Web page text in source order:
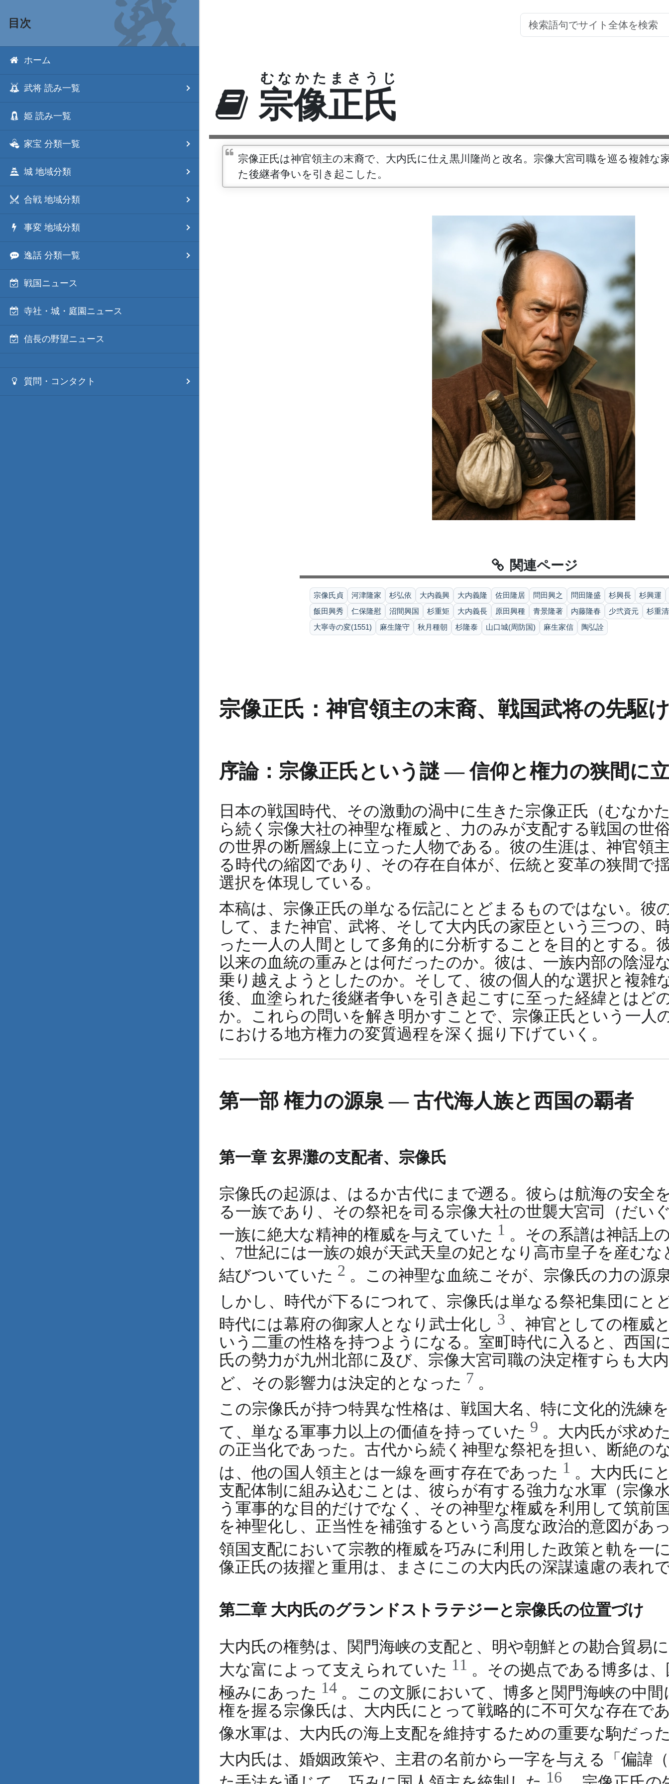
目次
ホーム
武将 読み一覧
姫 読み一覧
家宝 分類一覧
城 地域分類
合戦 地域分類
事変 地域分類
逸話 分類一覧
戦国ニュース
寺社・城・庭園ニュース
信長の野望ニュース
質問・コンタクト
宗像正氏
むなかたまさうじ
宗像正氏は神官領主の末裔で、大内氏に仕え黒川隆尚と改名。宗像大宮司職を巡る複雑な
た後継者争いを引き起こした。
関連ページ
宗像氏貞 河津隆家 杉弘依 大内義興 大内義隆 佐田隆居 問田興之 問田隆盛 杉興長
杉興運
飯田興秀
仁保隆慰 沼間興国 杉重矩 大内義長 原田興種 青景隆著 内藤隆春 少弐資元
杉重清
大寧寺の変(1551)
麻生隆守 秋月種朝 杉隆泰 山口城(周防国) 麻生家信 陶弘詮
宗像正氏：神官領主の末裔、戦国武将の先駆
序論：宗像正氏という謎 ― 信仰と権力の狭間に
日本の戦国時代、その激動の渦中に生きた宗像正氏（むなか
ら続く宗像大社の神聖な権威と、力のみが支配する戦国の世
の世界の断層線上に立った人物である。彼の生涯は、神官領
る時代の縮図であり、その存在自体が、伝統と変革の狭間で
選択を体現している。
本稿は、宗像正氏の単なる伝記にとどまるものではない。彼
して、また神官、武将、そして大内氏の家臣という三つの、
った一人の人間として多角的に分析することを目的とする。
以来の血統の重みとは何だったのか。彼は、一族内部の陰湿
乗り越えようとしたのか。そして、彼の個人的な選択と複雑
後、血塗られた後継者争いを引き起こすに至った経緯とはど
か。これらの問いを解き明かすことで、宗像正氏という一人
における地方権力の変質過程を深く掘り下げていく。
第一部 権力の源泉 ― 古代海人族と西国の覇者
第一章 玄界灘の支配者、宗像氏
宗像氏の起源は、はるか古代にまで遡る。彼らは航海の安全
る一族であり、その祭祀を司る宗像大社の世襲大宮司（だい
一族に絶大な精神的権威を与えていた 1 。その系譜は神話上
、7世紀には一族の娘が天武天皇の妃となり高市皇子を産む
結びついていた 2 。この神聖な血統こそが、宗像氏の力の源
しかし、時代が下るにつれて、宗像氏は単なる祭祀集団にと
時代には幕府の御家人となり武士化し 3 、神官としての権威
いう二重の性格を持つようになる。室町時代に入ると、西国
氏の勢力が九州北部に及び、宗像大宮司職の決定権すらも大
ど、その影響力は決定的となった 7 。
この宗像氏が持つ特異な性格は、戦国大名、特に文化的洗練
て、単なる軍事力以上の価値を持っていた 9 。大内氏が求め
の正当化であった。古代から続く神聖な祭祀を担い、断絶の
は、他の国人領主とは一線を画す存在であった 1 。大内氏に
支配体制に組み込むことは、彼らが有する強力な水軍（宗像
う軍事的な目的だけでなく、その神聖な権威を利用して筑前
を神聖化し、正当性を補強するという高度な政治的意図があ
領国支配において宗教的権威を巧みに利用した政策と軌を一
像正氏の抜擢と重用は、まさにこの大内氏の深謀遠慮の表れ
第二章 大内氏のグランドストラテジーと宗像氏の位置づけ
大内氏の権勢は、関門海峡の支配と、明や朝鮮との勘合貿易
大な富によって支えられていた 11 。その拠点である博多は
極みにあった 14 。この文脈において、博多と関門海峡の中
権を握る宗像氏は、大内氏にとって戦略的に不可欠な存在で
像水軍は、大内氏の海上支配を維持するための重要な駒だっ
大内氏は、婚姻政策や、主君の名前から一字を与える「偏諱
16